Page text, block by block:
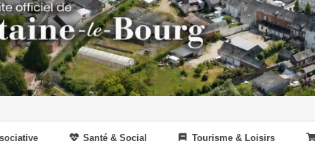
Santé & Social Tourisme & Loisirs